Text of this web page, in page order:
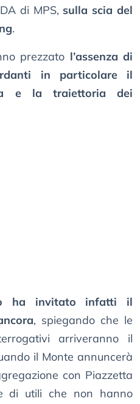
di MPS, sulla scia del
.
prezzato l’assenza di
in particolare il
e la traiettoria dei
ha invitato infatti il
, spiegando che le
arriveranno il
il Monte annuncerà
con Piazzetta
di utili che non hanno